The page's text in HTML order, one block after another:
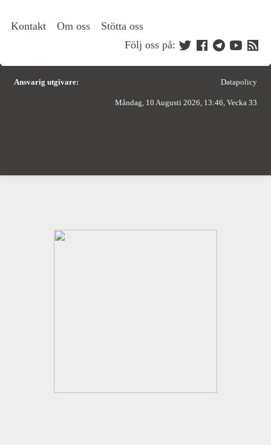
Kontakt Om oss
Stötta oss
Följ oss på:
Ansvarig utgivare: Datapolicy
Måndag, 10 Augusti 2026, 13:46, Vecka 33